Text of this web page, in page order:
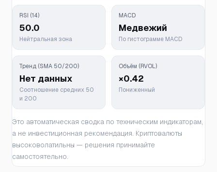
RSI (14)
50.0
Нейтральная зона
MACD
Медвежий
По гистограмме MACD
Тренд (SMA 50/200)
Нет данных
Соотношение средних 50
и 200
Объём (RVOL)
×0.42
Пониженный
Это автоматическая сводка по техническим индикаторам,
а не инвестиционная рекомендация. Криптовалюты
высоковолатильны — решения принимайте
самостоятельно.